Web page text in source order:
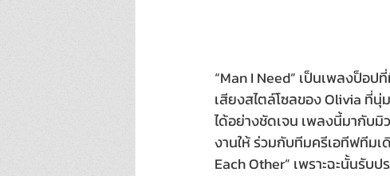
“Man I Need” เป็นเพลงป็อ
เสียงสไตล์โซลของ Olivia ที่
ได้อย่างชัดเจน เพลงนี้มากับ
งานให้ ร่วมกับทีมครีเอทีฟทีมเ
Each Other” เพราะฉะนั้นรับ